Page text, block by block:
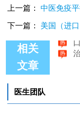
上一篇： 中医免疫
下一篇： 美国（进
核心技术
相关
文章
医生团队